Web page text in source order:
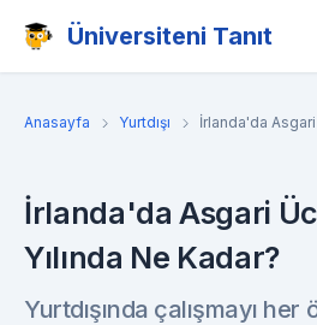
Üniversiteni Tanıt
Anasayfa Yurtdışı İrlanda'da
İrlanda'da Asgari
Yılında Ne Kadar?
Yurtdışında çalışmayı her